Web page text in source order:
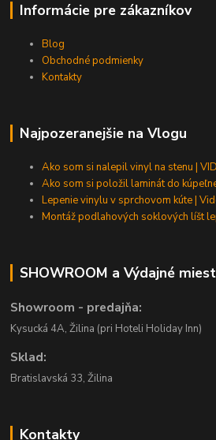
Informácie pre zákazníkov
Blog
Obchodné podmienky
Kontakty
Najpozeranejšie na Vlogu
Ako som si nalepil vinyl na stenu |
Ako som si položil laminát do
Lepenie vinylu v sprchovom kúte |
Montáž podlahových soklových líšt
SHOWROOM a Výdajné
Showroom - predajňa:
Kysucká 4A, Žilina (pri Hoteli Holiday Inn)
Sklad:
Bratislavská 33, Žilina
Kontakty